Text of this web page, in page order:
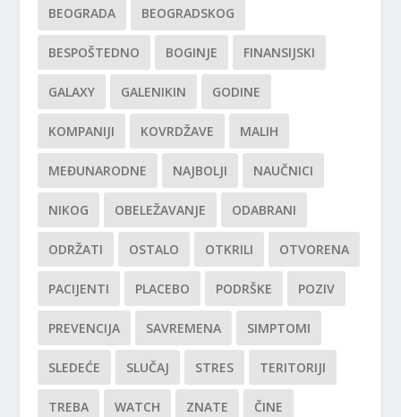
BEOGRADA BEOGRADSKOG
BESPOŠTEDNO BOGINJE FINANSIJSKI
GALAXY GALENIKIN GODINE
KOMPANIJI KOVRDŽAVE MALIH
MEĐUNARODNE NAJBOLJI NAUČNICI
NIKOG OBELEŽAVANJE ODABRANI
ODRŽATI OSTALO OTKRILI OTVORENA
PACIJENTI PLACEBO PODRŠKE POZIV
PREVENCIJA SAVREMENA SIMPTOMI
SLEDEĆE SLUČAJ STRES TERITORIJI
TREBA WATCH ZNATE ČINE